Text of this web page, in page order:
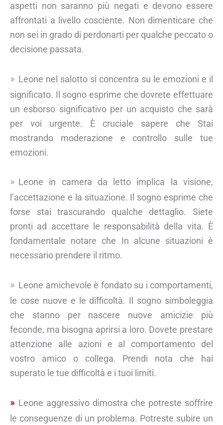
aspetti non saranno più negati e devono essere
affrontati a livello cosciente. Non dimenticare che
non sei in grado di perdonarti per qualche peccato o
decisione passata.
Leone nel salotto si concentra su le emozioni e il
significato. Il sogno esprime che dovrete effettuare
un esborso significativo per un acquisto che sarà
per voi urgente. È cruciale sapere che Stai
mostrando moderazione e controllo sulle tue
emozioni.
Leone in camera da letto implica la visione,
l’accettazione e la situazione. Il sogno esprime che
forse stai trascurando qualche dettaglio. Siete
pronti ad accettare le responsabilità della vita. È
fondamentale notare che In alcune situazioni è
necessario prendere il ritmo.
Leone amichevole è fondato su i comportamenti,
le cose nuove e le difficoltà. Il sogno simboleggia
che stanno per nascere nuove amicizie più
feconde, ma bisogna aprirsi a loro. Dovete prestare
attenzione alle azioni e al comportamento del
vostro amico o collega. Prendi nota che hai
superato le tue difficoltà e i tuoi limiti.
Leone aggressivo dimostra che potreste soffrire
le conseguenze di un problema. Potreste subire un